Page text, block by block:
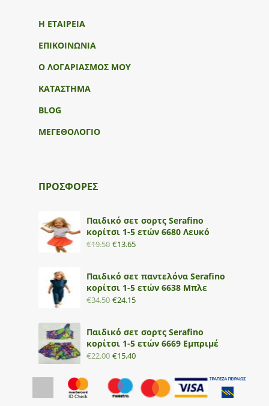
Η ΕΤΑΙΡΕΙΑ
ΕΠΙΚΟΙΝΩΝΙΑ
Ο ΛΟΓΑΡΙΑΣΜΟΣ ΜΟΥ
ΚΑΤΑΣΤΗΜΑ
BLOG
ΜΕΓΕΘΟΛΟΓΙΟ
ΠΡΟΣΦΟΡΕΣ
Παιδικό σετ σορτς Serafino
κορίτσι 1-5 ετών 6680 Λευκό
€19.50 €13.65
Παιδικό σετ παντελόνα Serafino
κορίτσι 1-5 ετών 6638 Μπλε
€34.50 €24.15
Παιδικό σετ σορτς Serafino
κορίτσι 1-5 ετών 6669 Εμπριμέ
€22.00 €15.40